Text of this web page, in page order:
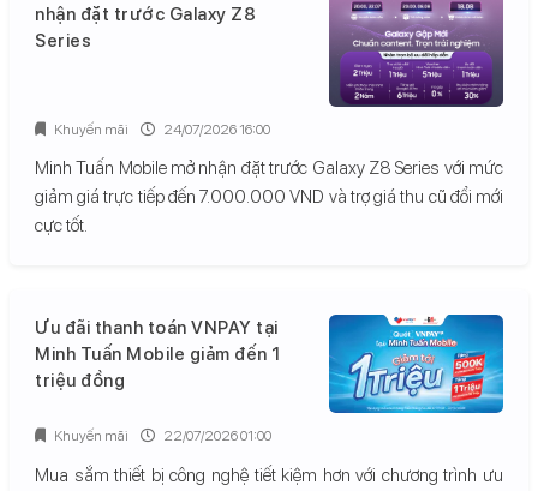
nhận đặt trước Galaxy Z8
Series
Minh Tuấn Mobile mở nhận đặt trước Galaxy Z8 Series với mức
giảm giá trực tiếp đến 7.000.000 VND và trợ giá thu cũ đổi mới
cực tốt.
Khuyến mãi 24/07/2026 16:00
Ưu đãi thanh toán VNPAY tại
Minh Tuấn Mobile giảm đến 1
triệu đồng
Mua sắm thiết bị công nghệ tiết kiệm hơn với chương trình ưu
Khuyến mãi 22/07/2026 01:00